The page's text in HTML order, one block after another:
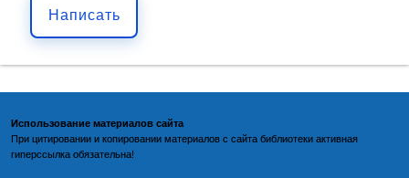
Написать
Использование материалов сайта
При цитировании и копировании материалов с сайта библиотеки активная
гиперссылка обязательна!